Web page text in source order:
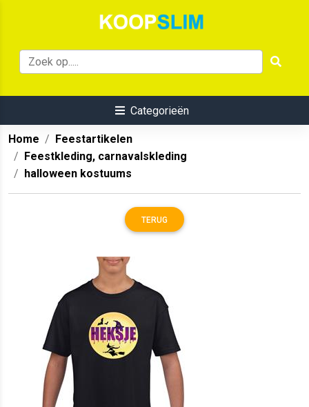
Categorieën
Home
Feestartikelen
Feestkleding, carnavalskleding
halloween kostuums
TERUG